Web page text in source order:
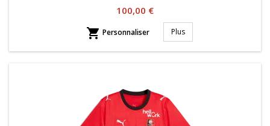
Prix
100,00 €
 Personnaliser Plus